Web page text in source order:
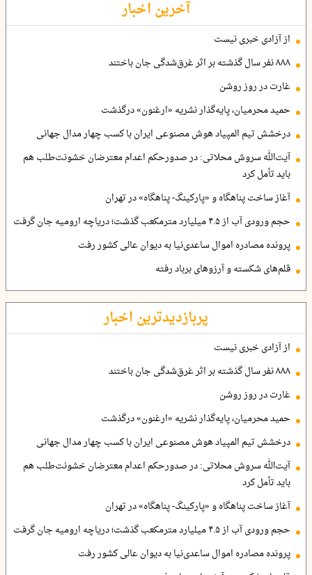
آخرین اخبار
از آزادی خبری نیست
۸۸۸ نفر سال گذشته بر اثر غرق‌شدگی جان باختند
غارت در روز روشن
حمید محرمیان، پایه‌گذار نشریه «ارغنون» درگذشت
درخشش تیم المپیاد هوش مصنوعی ایران با کسب چهار مدال جهانی
آیت‌الله سروش محلاتی: در صدورحکم اعدام معترضان خشونت‌طلب هم
باید تأمل کرد
آغاز ساخت پناهگاه و «پارکینگ- پناهگاه» در تهران
حجم ورودی آب از ۴.۵ میلیارد مترمکعب گذشت؛ دریاچه ارومیه جان گرفت
پرونده مصادره اموال ساعدی‌نیا به دیوان عالی کشور رفت
قلم‌های شکسته و آرزوهای برباد رفته
پربازدیدترین اخبار
از آزادی خبری نیست
۸۸۸ نفر سال گذشته بر اثر غرق‌شدگی جان باختند
غارت در روز روشن
حمید محرمیان، پایه‌گذار نشریه «ارغنون» درگذشت
درخشش تیم المپیاد هوش مصنوعی ایران با کسب چهار مدال جهانی
آیت‌الله سروش محلاتی: در صدورحکم اعدام معترضان خشونت‌طلب هم
باید تأمل کرد
آغاز ساخت پناهگاه و «پارکینگ- پناهگاه» در تهران
حجم ورودی آب از ۴.۵ میلیارد مترمکعب گذشت؛ دریاچه ارومیه جان گرفت
پرونده مصادره اموال ساعدی‌نیا به دیوان عالی کشور رفت